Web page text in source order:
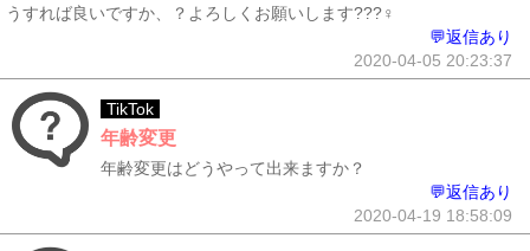
うすれば良いですか、？よろしくお願いします???‍♀️
💬返信あり
2020-04-05 20:23:37
TikTok
年齢変更
年齢変更はどうやって出来ますか？
💬返信あり
2020-04-19 18:58:09